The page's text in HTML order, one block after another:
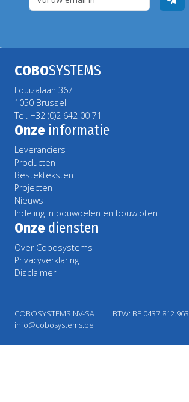
COBOSYSTEMS
Louizalaan 367
1050 Brussel
Tel. +32 (0)2 642 00 71
Onze informatie
Leveranciers
Producten
Bestekteksten
Projecten
Nieuws
Indeling in bouwdelen en bouwloten
Onze diensten
Over Cobosystems
Privacyverklaring
Disclaimer
COBOSYSTEMS NV-SA
BTW: BE 0437.812.963
info@cobosystems.be